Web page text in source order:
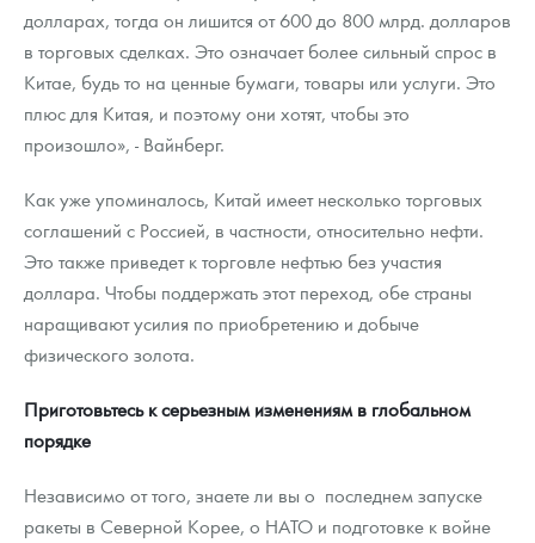
долларах, тогда он лишится от 600 до 800 млрд. долларов
в торговых сделках. Это означает более сильный спрос в
Китае, будь то на ценные бумаги, товары или услуги. Это
плюс для Китая, и поэтому они хотят, чтобы это
произошло», - Вайнберг.
Как уже упоминалось, Китай имеет несколько торговых
соглашений с Россией, в частности, относительно нефти.
Это также приведет к торговле нефтью без участия
доллара. Чтобы поддержать этот переход, обе страны
наращивают усилия по приобретению и добыче
физического золота.
Приготовьтесь к серьезным изменениям в глобальном
порядке
Независимо от того, знаете ли вы о последнем запуске
ракеты в Северной Корее, о НАТО и подготовке к войне